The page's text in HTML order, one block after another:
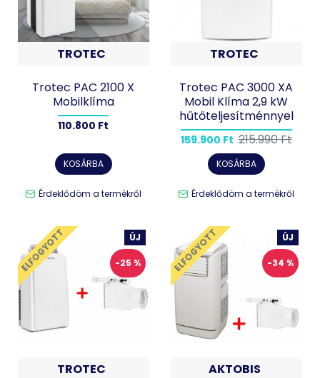
TROTEC
Trotec PAC 2100 X
Mobilklíma
110.800 Ft
KOSÁRBA
Érdeklődöm a termékről
TROTEC
Trotec PAC 3000 XA
Mobil Klíma 2,9 kW
hűtőteljesítménnyel
159.900 Ft 215.990 Ft
KOSÁRBA
Érdeklődöm a termékről
ÚJ
-25 %
ELFOGYOTT
TROTEC
ÚJ
-34 %
ELFOGYOTT
AKTOBIS